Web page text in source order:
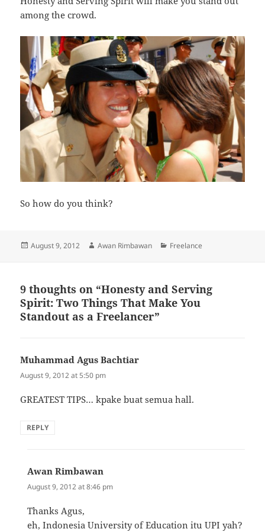
among the crowd.
So how do you think?
Posted
August 9, 2012 Author
Awan Rimbawan Categories
Freelance
9 thoughts on “Honesty and Serving
Spirit: Two Things That Make You
Standout as a Freelancer”
Muhammad Agus Bachtiar
August 9, 2012 at 5:50 pm
GREATEST TIPS… kpake buat semua hall.
REPLY
Awan Rimbawan
August 9, 2012 at 8:46 pm
Thanks Agus,
eh, Indonesia University of Education itu UPI yah?